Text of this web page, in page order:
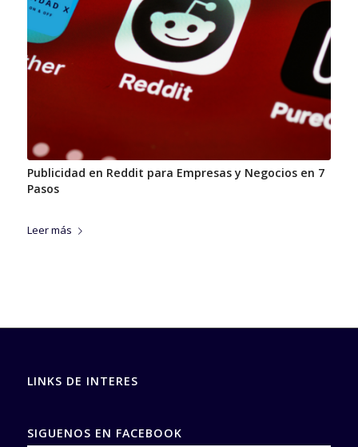
Publicidad en Reddit para Empresas y Negocios en 7
Pasos
Leer más
LINKS DE INTERES
SIGUENOS EN FACEBOOK